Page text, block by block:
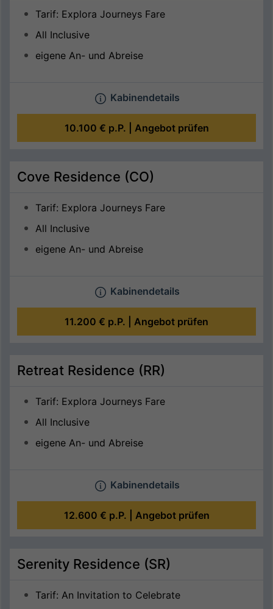
Tarif: Explora Journeys Fare
All Inclusive
eigene An- und Abreise
Kabinendetails
10.100 € p.P. | Angebot prüfen
Cove Residence (CO)
Tarif: Explora Journeys Fare
All Inclusive
eigene An- und Abreise
Kabinendetails
11.200 € p.P. | Angebot prüfen
Retreat Residence (RR)
Tarif: Explora Journeys Fare
All Inclusive
eigene An- und Abreise
Kabinendetails
12.600 € p.P. | Angebot prüfen
Serenity Residence (SR)
Tarif: An Invitation to Celebrate